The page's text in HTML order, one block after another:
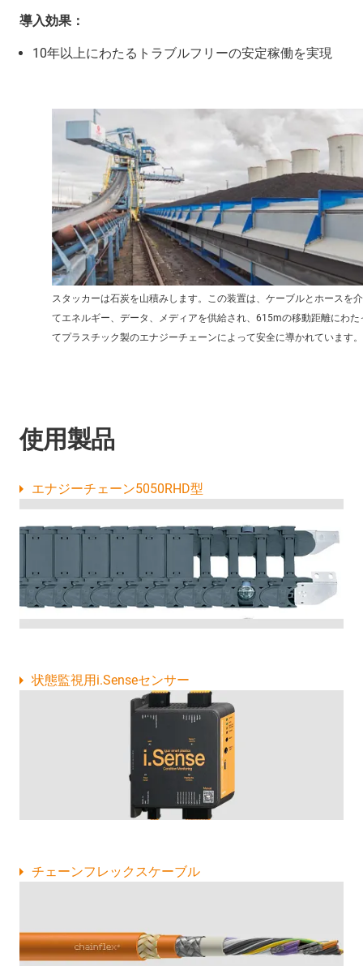
導入効果：
10年以上にわたるトラブルフリーの安定稼働を実現
スタッカーは石炭を山積みします。この装置は、ケーブルとホースを
てエネルギー、データ、メディアを供給され、615mの移動距離にわた
てプラスチック製のエナジーチェーンによって安全に導かれています。
使用製品
エナジーチェーン5050RHD型
状態監視用i.Senseセンサー
チェーンフレックスケーブル